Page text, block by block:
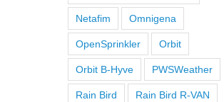
Netafim Omnigena
OpenSprinkler Orbit
Orbit B-Hyve PWSWeather
Rain Bird Rain Bird R-VAN